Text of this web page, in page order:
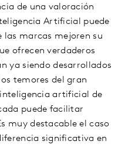
de una valoración
Artificial puede
marcas mejoren su
ofrecen verdaderos
ya siendo desarrollados
temores del gran
artificial de
puede facilitar
muy destacable el caso
significativa en